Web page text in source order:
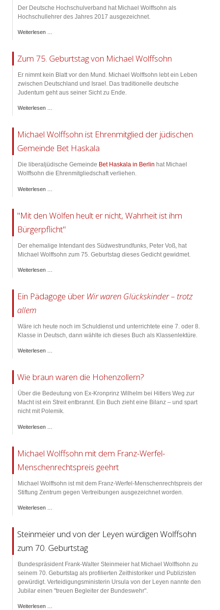
Der Deutsche Hochschulverband hat Michael Wolffsohn als
Hochschullehrer des Jahres 2017 ausgezeichnet.
Weiterlesen …
Zum 75. Geburtstag von Michael Wolffsohn
Er nimmt kein Blatt vor den Mund. Michael Wolffsohn lebt ein Leben
zwischen Deutschland und Israel. Das traditionelle deutsche
Judentum geht aus seiner Sicht zu Ende.
Weiterlesen …
Michael Wolffsohn ist Ehrenmitglied der jüdischen
Gemeinde Bet Haskala
Die liberaljüdische Gemeinde Bet Haskala in Berlin hat Michael
Wolffsohn die Ehrenmitgliedschaft verliehen.
Weiterlesen …
"Mit den Wölfen heult er nicht, Wahrheit ist ihm
Bürgerpflicht"
Der ehemalige Intendant des Südwestrundfunks, Peter Voß, hat
Michael Wolffsohn zum 75. Geburtstag dieses Gedicht gewidmet.
Weiterlesen …
Ein Pädagoge über Wir waren Glückskinder – trotz
allem
Wäre ich heute noch im Schuldienst und unterrichtete eine 7. oder 8.
Klasse in Deutsch, dann wählte ich dieses Buch als Klassenlektüre.
Weiterlesen …
Wie braun waren die Hohenzollern?
Über die Bedeutung von Ex-Kronprinz Wilhelm bei Hitlers Weg zur
Macht ist ein Streit entbrannt. Ein Buch zieht eine Bilanz – und spart
nicht mit Polemik.
Weiterlesen …
Michael Wolffsohn mit dem Franz-Werfel-
Menschenrechtspreis geehrt
Michael Wolffsohn ist mit dem Franz-Werfel-Menschenrechtspreis der
Stiftung Zentrum gegen Vertreibungen ausgezeichnet worden.
Weiterlesen …
Steinmeier und von der Leyen würdigen Wolffsohn
zum 70. Geburtstag
Bundespräsident Frank-Walter Steinmeier hat Michael Wolffsohn zu
seinem 70. Geburtstag als profilierten Zeithistoriker und Publizisten
gewürdigt. Verteidigungsministerin Ursula von der Leyen nannte den
Jubilar einen "treuen Begleiter der Bundeswehr".
Weiterlesen …